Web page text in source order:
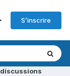
S’inscrire
discussions